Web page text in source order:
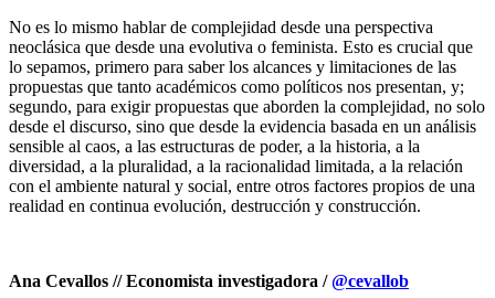
No es lo mismo hablar de complejidad desde una perspectiva
neoclásica que desde una evolutiva o feminista. Esto es crucial que
lo sepamos, primero para saber los alcances y limitaciones de las
propuestas que tanto académicos como políticos nos presentan, y;
segundo, para exigir propuestas que aborden la complejidad, no solo
desde el discurso, sino que desde la evidencia basada en un análisis
sensible al caos, a las estructuras de poder, a la historia, a la
diversidad, a la pluralidad, a la racionalidad limitada, a la relación
con el ambiente natural y social, entre otros factores propios de una
realidad en continua evolución, destrucción y construcción.
Ana Cevallos // Economista investigadora /@cevallob